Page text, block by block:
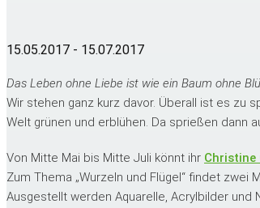
15.05.2017 - 15.07.2017
Das Leben ohne Liebe ist wie ein Baum ohne
Wir stehen ganz kurz davor. Überall ist es zu
Welt grünen und erblühen. Da sprießen dann
Von Mitte Mai bis Mitte Juli könnt ihr Christine
Zum Thema „Wurzeln und Flügel“ findet
Ausgestellt werden Aquarelle, Acrylbilder